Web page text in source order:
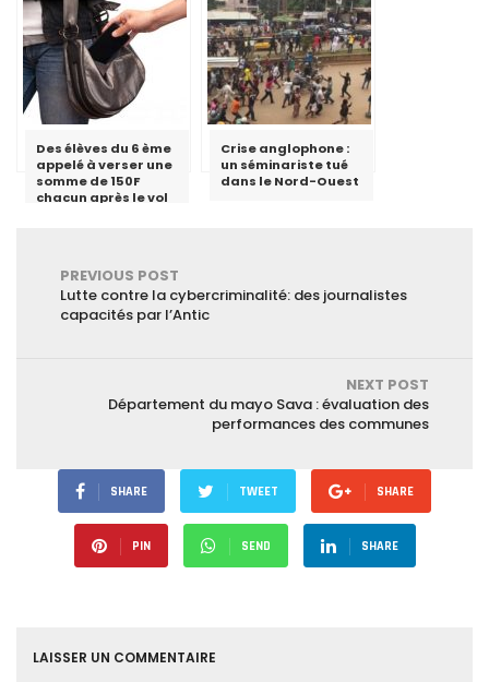
le discours de haine
»
Des élèves du 6 ème
appelé à verser une
somme de 150F
chacun après le vol
Crise anglophone :
un séminariste tué
dans le Nord-Ouest
PREVIOUS POST
Lutte contre la cybercriminalité: des journalistes
capacités par l’Antic
NEXT POST
Département du mayo Sava : évaluation des
performances des communes
SHARE TWEET SHARE
PIN SEND SHARE
LAISSER UN COMMENTAIRE